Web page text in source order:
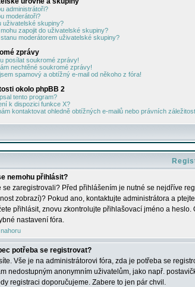
administrátoři?
moderátoři?
uživatelské skupiny?
zapojit do uživatelské skupiny?
moderátorem uživatelské skupiny?
zprávy
posílat soukromé zprávy!
nechtěné soukromé zprávy!
spamový a obtížný e-mail od někoho z fóra!
okolo phpBB 2
tento program?
k dispozici funkce X?
kontaktovat ohledně obtížných e-mailů nebo právních
nemohu přihlásit?
se zaregistrovali? Před přihlášením je nutné se nejdříve
zobrazí)? Pokud ano, kontaktujte administrátora a
přihlásit, znovu zkontrolujte přihlašovací jméno a
nastavení fóra.
potřeba se registrovat?
Vše je na administrátorovi fóra, zda je potřeba se
nedostupným anonymním uživatelům, jako např.
registraci doporučujeme. Zabere to jen pár chvil.